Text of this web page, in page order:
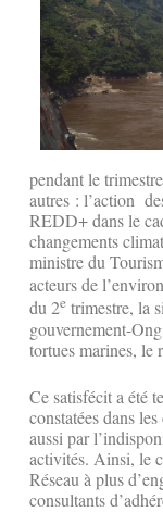
pendant le
autres : l’action
REDD+ dans le
changements
ministre du
acteurs de
du 2e trimestre, la
gouvernement-
tortues marines, le
Ce satisfécit a été
constatées dans
aussi par
activités. Ainsi, le
Réseau à plus
consultants